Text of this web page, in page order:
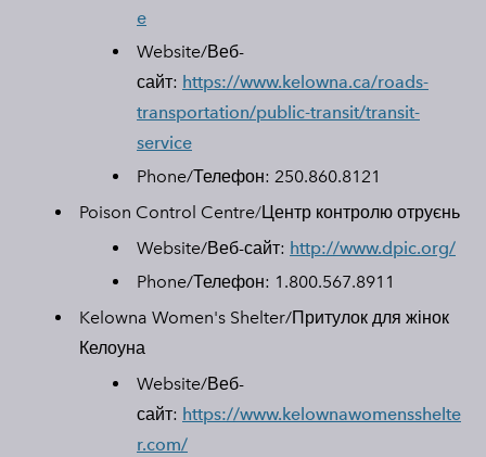
e
Website/Веб-
сайт: https://www.kelowna.ca/roads-
transportation/public-transit/transit-
service
Phone/Телефон: 250.860.8121
Poison Control Centre/Центр контролю отруєнь
Website/Веб-сайт: http://www.dpic.org/​
Phone/Телефон: 1.800.567.8911
Kelowna Women's Shelter/Притулок для жінок
Келоуна
Website/Веб-
сайт: https://www.kelownawomensshelte
r.com/